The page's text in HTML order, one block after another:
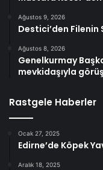
Ağustos 9, 2026
Destici’den Filenin
Ağustos 8, 2026
Genelkurmay
mevkidaşıyla
Rastgele Haberler
Ocak 27, 2025
Edirne’de Köpek
Aralık 18, 2025